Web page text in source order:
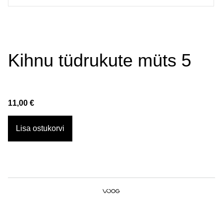
Kihnu tüdrukute müts 5
11,00 €
Lisa ostukorvi